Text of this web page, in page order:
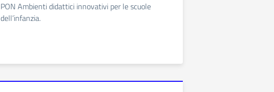
PON Ambienti didattici innovativi per le scuole
dell’infanzia.